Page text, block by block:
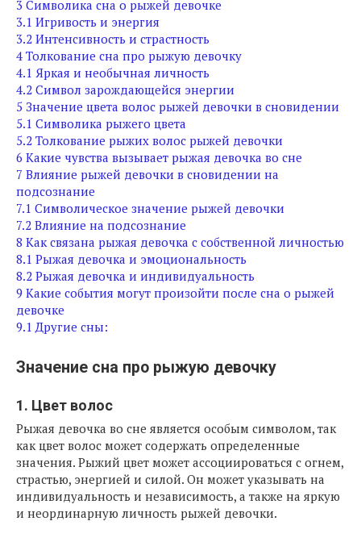
3 Символика сна о рыжей девочке
3.1 Игривость и энергия
3.2 Интенсивность и страстность
4 Толкование сна про рыжую девочку
4.1 Яркая и необычная личность
4.2 Символ зарождающейся энергии
5 Значение цвета волос рыжей девочки в сновидении
5.1 Символика рыжего цвета
5.2 Толкование рыжих волос рыжей девочки
6 Какие чувства вызывает рыжая девочка во сне
7 Влияние рыжей девочки в сновидении на
подсознание
7.1 Символическое значение рыжей девочки
7.2 Влияние на подсознание
8 Как связана рыжая девочка с собственной личностью
8.1 Рыжая девочка и эмоциональность
8.2 Рыжая девочка и индивидуальность
9 Какие события могут произойти после сна о рыжей
девочке
9.1 Другие сны:
Значение сна про рыжую девочку
1. Цвет волос
Рыжая девочка во сне является особым символом, так
как цвет волос может содержать определенные
значения. Рыжий цвет может ассоциироваться с огнем,
страстью, энергией и силой. Он может указывать на
индивидуальность и независимость, а также на яркую
и неординарную личность рыжей девочки.